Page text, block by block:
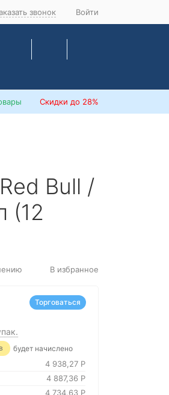
звонок Войти
Скидки до 28%
Bull /
(12
В избранное
будет начислено
4 938,27 Р
4 887,36 Р
4 734,63 Р
Торговаться